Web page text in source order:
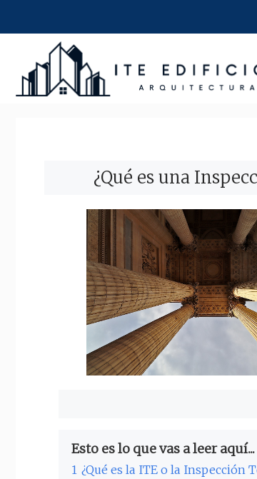
contenido
¿Qué es una
Esto es lo que vas a leer aquí...
1 ¿Qué es la ITE o la Inspección